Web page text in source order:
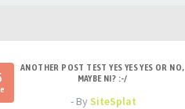
ANOTHER POST TEST YES YES YES OR NO,
MAYBE NI? :-/
- BySiteSplat